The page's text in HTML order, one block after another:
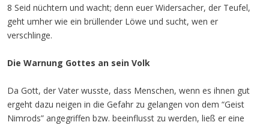
8 Seid nüchtern und wacht; denn euer Widersacher, der Teufel,
geht umher wie ein brüllender Löwe und sucht, wen er
verschlinge.
Die Warnung Gottes an sein Volk
Da Gott, der Vater wusste, dass Menschen, wenn es ihnen gut
ergeht dazu neigen in die Gefahr zu gelangen von dem “Geist
Nimrods” angegriffen bzw. beeinflusst zu werden, ließ er eine